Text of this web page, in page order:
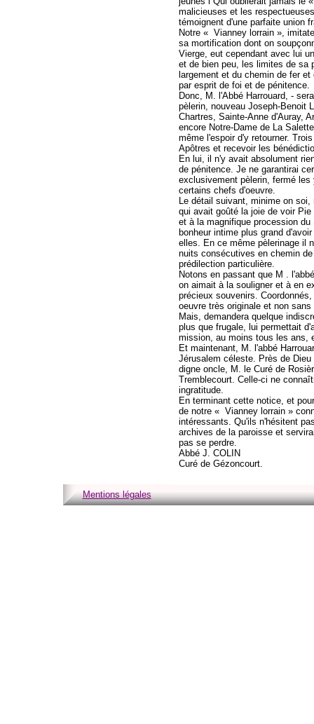
malicieuses et les
témoignent d'une parfaite union
Notre « Vianney lorrain »,
sa mortification dont on
Vierge, eut cependant avec lui
et de bien peu, les limites de sa
largement et du chemin de fer
par esprit de foi et de pénitence.
Donc, M. l'Abbé Harrouard, -
pèlerin, nouveau Joseph-Benoit
Chartres, Sainte-Anne d'Auray,
encore Notre-Dame de La
même l'espoir d'y retourner.
Apôtres et recevoir les
En lui, il n'y avait absolument
de pénitence. Je ne garantirai
exclusivement pèlerin, fermé
certains chefs d'oeuvre.
Le détail suivant, minime on
qui avait goûté la joie de voir
et à la magnifique procession
bonheur intime plus grand
elles. En ce même pèlerinage il
nuits consécutives en chemin
prédilection particulière.
Notons en passant que M .
on aimait à la souligner et à en
précieux souvenirs.
oeuvre très originale et non sans
Mais, demandera quelque
plus que frugale, lui permettait
mission, au moins tous les ans,
Et maintenant, M. l'abbé
Jérusalem céleste. Près de
digne oncle, M. le Curé de
Tremblecourt. Celle-ci ne
ingratitude.
En terminant cette notice, et
de notre « Vianney lorrain »
intéressants. Qu'ils n'hésitent
archives de la paroisse et
pas se perdre.
Abbé J. COLIN
Curé de Gézoncourt.
Mentions légales